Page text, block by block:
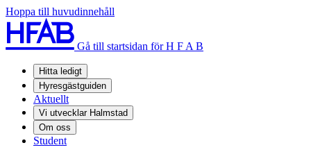
Hoppa till huvudinnehåll
Gå till startsidan för H F A B
Hitta ledigt
Hyresgästguiden
Aktuellt
Vi utvecklar Halmstad
Om oss
Student